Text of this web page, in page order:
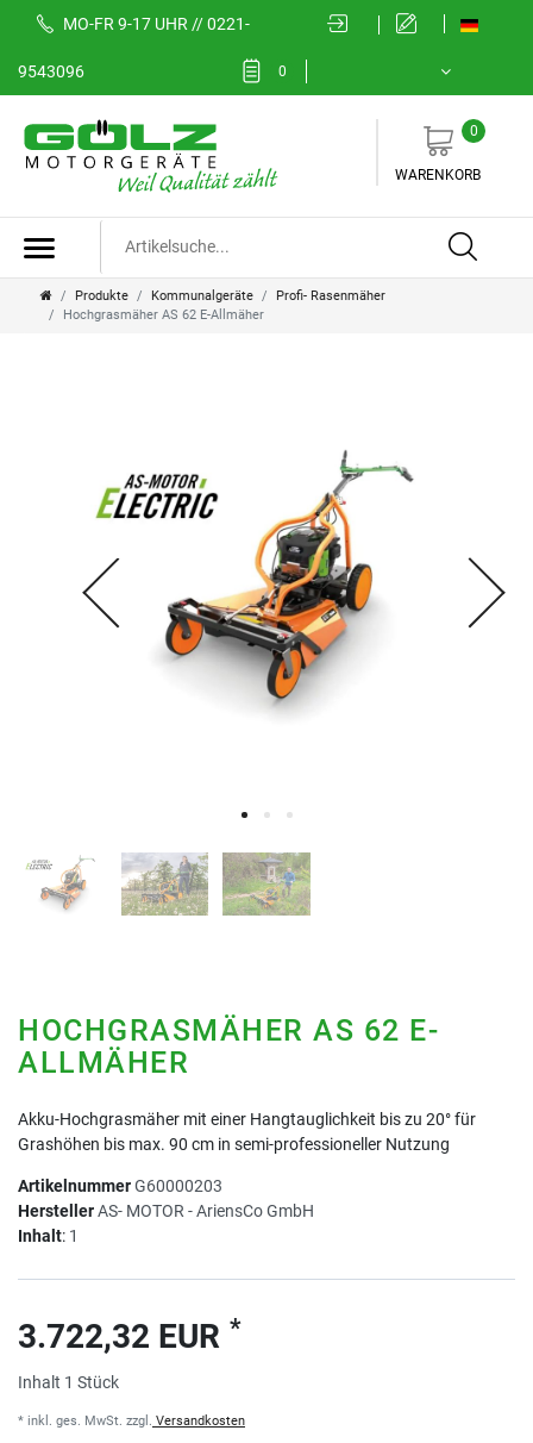
MO-FR 9-17 UHR // 0221-
9543096 0
0
WARENKORB
Produkte Kommunalgeräte
Profi- Rasenmäher
Hochgrasmäher AS 62 E-Allmäher
HOCHGRASMÄHER AS 62 E-
ALLMÄHER
Akku-Hochgrasmäher mit einer Hangtauglichkeit bis zu 20° für
Grashöhen bis max. 90 cm in semi-professioneller Nutzung
ArtikelnummerG60000203
HerstellerAS- MOTOR - AriensCo GmbH
Inhalt: 1
3.722,32 EUR *
Inhalt 1 Stück
* inkl. ges. MwSt. zzgl. Versandkosten